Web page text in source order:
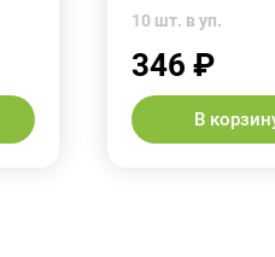
10 шт. в уп.
346 ₽
В